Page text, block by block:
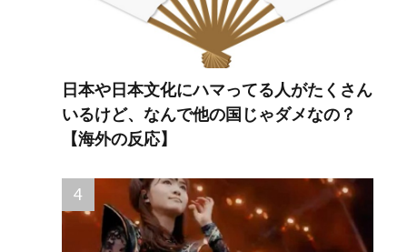
日本や日本文化にハマってる人がたくさん
いるけど、なんで他の国じゃダメなの？
【海外の反応】